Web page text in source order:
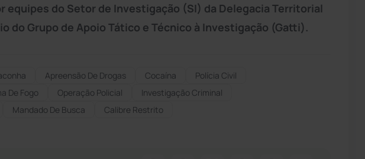
equipes do Setor de Investigação (SI) da Delegacia Territorial
do Grupo de Apoio Tático e Técnico à Investigação (Gatti).
Apreensão De Drogas Cocaína
Polícia Civil
De Fogo Operação Policial
Investigação Criminal
Mandado De Busca Calibre Restrito